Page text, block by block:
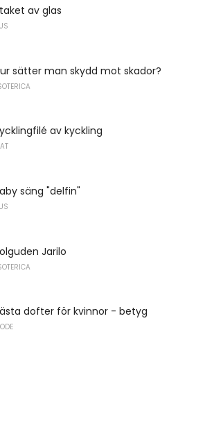
av glas
sätter man skydd mot skador?
av kyckling
säng "delfin"
Jarilo
dofter för kvinnor - betyg